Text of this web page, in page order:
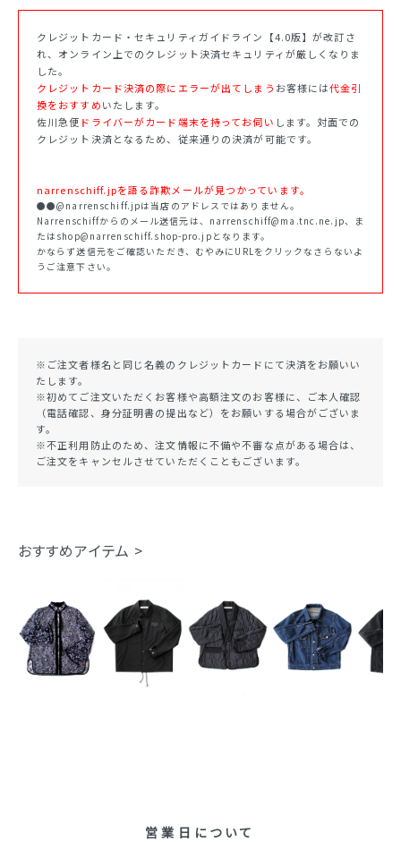
クレジットカード・セキュリティガイドライン【4.0版】が改訂さ
れ、オンライン上でのクレジット決済セキュリティが厳しくなりま
した。
クレジットカード決済の際にエラーが出てしまう お客様には代金引
換をおすすめいたします。
佐川急便 ドライバーがカード端末を持ってお伺い します。対面での
クレジット決済となるため、従来通りの決済が可能です。
narrenschiff.jpを語る詐欺メールが見つかっています。
●●@narrenschiff.jpは当店のアドレスではありません。
Narrenschiffからのメール送信元は、narrenschiff@ma.tnc.ne.jp、ま
たはshop@narrenschiff.shop-pro.jpとなります。
かならず送信元をご確認いただき、むやみにURLをクリックなさらないよ
うご注意下さい。
※ご注文者様名と同じ名義のクレジットカードにて決済をお願いい
たします。
※初めてご注文いただくお客様や高額注文のお客様に、ご本人確認
（電話確認、身分証明書の提出など）をお願いする場合がございま
す。
※不正利用防止のため、注文情報に不備や不審な点がある場合は、
ご注文をキャンセルさせていただくこともございます。
おすすめアイテム >
営業日について